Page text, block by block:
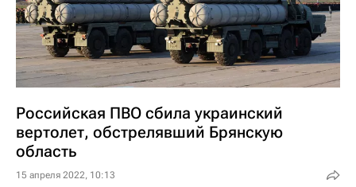
Российская ПВО сбила украинский
вертолет, обстрелявший Брянскую
область
15 апреля 2022, 10:13